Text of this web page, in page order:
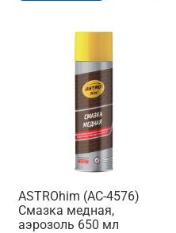
ASTROhim (AC-4576)
Смазка медная,
аэрозоль 650 мл